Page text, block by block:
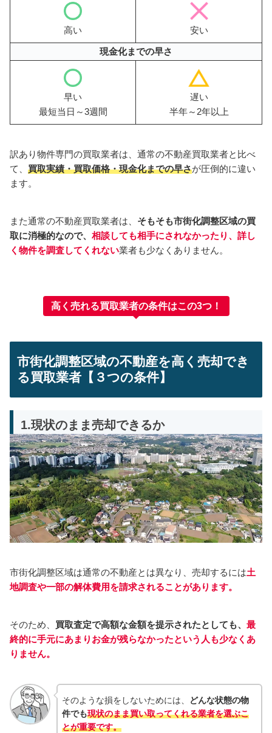
高い 安い
現金化までの早さ
早い
最短当日～3週間
遅い
半年～2年以上
訳あり物件専門の買取業者は、通常の不動産買取業者と比べ
て、 買取実績・買取価格・現金化までの早さが圧倒的に違い
ます。
また通常の不動産買取業者は、 そもそも市街化調整区域の買
取に消極的なので、 相談しても相手にされなかったり、詳し
く物件を調査してくれない業者も少なくありません。
高く売れる買取業者の条件はこの3つ！
市街化調整区域の不動産を高く売却でき
る買取業者【３つの条件】
1.現状のまま売却できるか
市街化調整区域は通常の不動産とは異なり、売却するには土
地調査や一部の解体費用を請求されることがあります。
そのため、 買取査定で高額な金額を提示されたとしても、 最
終的に手元にあまりお金が残らなかったという人も少なくあ
りません。
そのような損をしないためには、
どんな状態の物
件でも現状のまま買い取ってくれる業者を選ぶこ
とが重要です。